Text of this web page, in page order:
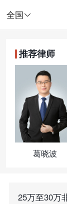
全国
推荐律师
葛晓波
25万至30万